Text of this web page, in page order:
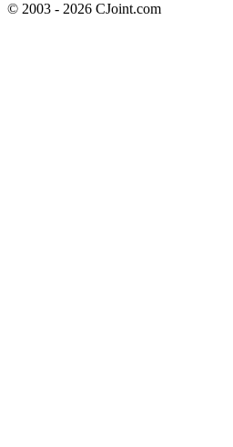
© 2003 - 2026 CJoint.com